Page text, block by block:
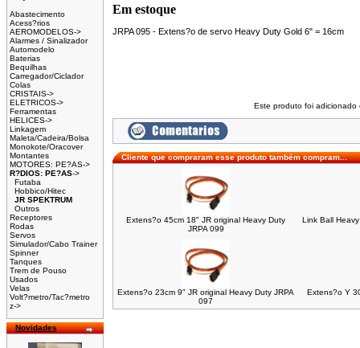
Abastecimento
Acess?rios
AEROMODELOS->
Alarmes / Sinalizador
Automodelo
Baterias
Bequilhas
Carregador/Ciclador
Colas
CRISTAIS->
ELETRICOS->
Ferramentas
HELICES->
Linkagem
Maleta/Cadeira/Bolsa
Monokote/Oracover
Montantes
MOTORES: PE?AS->
R?DIOS: PE?AS->
Futaba
Hobbico/Hitec
JR SPEKTRUM
Outros
Receptores
Rodas
Servos
Simulador/Cabo Trainer
Spinner
Tanques
Trem de Pouso
Usados
Velas
Volt?metro/Tac?metro
z->
Novidades
Em estoque
JRPA 095 - Extens?o de servo Heavy Duty Gold 6" = 16cm
Este produto foi adicionado
Cliente que compraram esse produto também compram...
Extens?o 45cm 18" JR original Heavy Duty
JRPA 099
Link Ball
Extens?o 23cm 9" JR original Heavy Duty JRPA
097
Extens?o Y